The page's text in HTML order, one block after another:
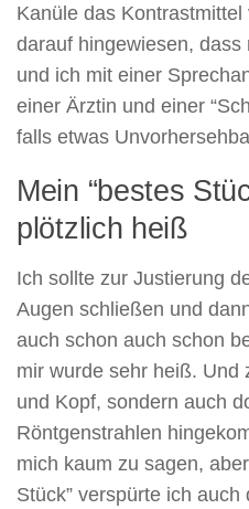
Kanüle das
darauf hingewiesen,
und ich mit einer
einer Ärztin und einer
falls etwas
Mein “bestes
plötzlich heiß
Ich sollte zur Justierung
Augen schließen und
auch schon auch schon
mir wurde sehr heiß. Und
und Kopf, sondern auch
Röntgenstrahlen
mich kaum zu sagen,
Stück” verspürte ich